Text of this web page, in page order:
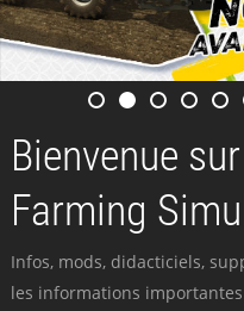
Bienvenue
Farming
Infos, mods, didacticiels,
les informations